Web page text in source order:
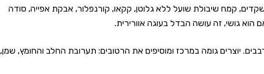
קמח שיבולת שועל ללא גלוטן, קקאו, קורנפלור, אבקת אפייה, סודה
גושי, זה עושה הבדל בעוגה אוורירית.
יוצרים גומה במרכז ומוסיפים את הרטובים: תערובת החלב והחומץ, שמן,